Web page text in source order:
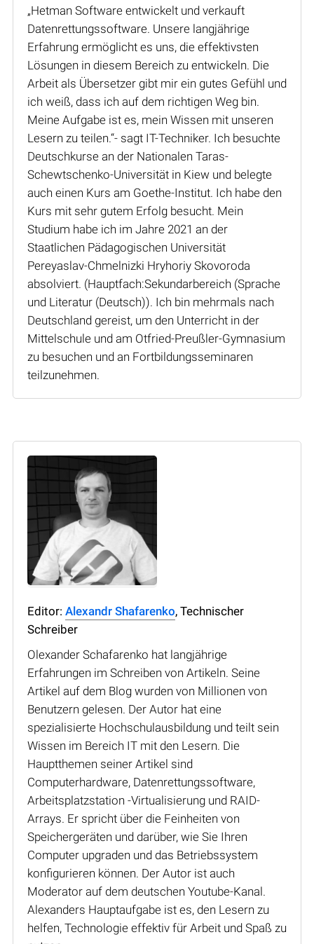
„Hetman Software entwickelt und verkauft
Datenrettungssoftware. Unsere langjährige
Erfahrung ermöglicht es uns, die effektivsten
Lösungen in diesem Bereich zu entwickeln. Die
Arbeit als Übersetzer gibt mir ein gutes Gefühl und
ich weiß, dass ich auf dem richtigen Weg bin.
Meine Aufgabe ist es, mein Wissen mit unseren
Lesern zu teilen.“- sagt IT-Techniker. Ich besuchte
Deutschkurse an der Nationalen Taras-
Schewtschenko-Universität in Kiew und belegte
auch einen Kurs am Goethe-Institut. Ich habe den
Kurs mit sehr gutem Erfolg besucht. Mein
Studium habe ich im Jahre 2021 an der
Staatlichen Pädagogischen Universität
Pereyaslav-Chmelnizki Hryhoriy Skovoroda
absolviert. (Hauptfach:Sekundarbereich (Sprache
und Literatur (Deutsch)). Ich bin mehrmals nach
Deutschland gereist, um den Unterricht in der
Mittelschule und am Otfried-Preußler-Gymnasium
zu besuchen und an Fortbildungsseminaren
teilzunehmen.
Editor: Alexandr Shafarenko, Technischer
Schreiber
Olexander Schafarenko hat langjährige
Erfahrungen im Schreiben von Artikeln. Seine
Artikel auf dem Blog wurden von Millionen von
Benutzern gelesen. Der Autor hat eine
spezialisierte Hochschulausbildung und teilt sein
Wissen im Bereich IT mit den Lesern. Die
Hauptthemen seiner Artikel sind
Computerhardware, Datenrettungssoftware,
Arbeitsplatzstation -Virtualisierung und RAID-
Arrays. Er spricht über die Feinheiten von
Speichergeräten und darüber, wie Sie Ihren
Computer upgraden und das Betriebssystem
konfigurieren können. Der Autor ist auch
Moderator auf dem deutschen Youtube-Kanal.
Alexanders Hauptaufgabe ist es, den Lesern zu
helfen, Technologie effektiv für Arbeit und Spaß zu